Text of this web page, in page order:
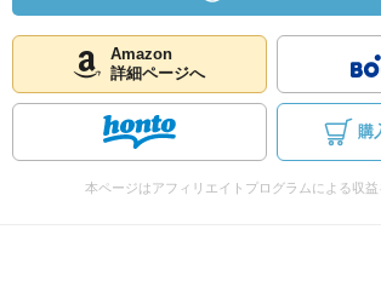
Amazon
詳細ページへ
購
本ページはアフィリエイトプログラムによる収